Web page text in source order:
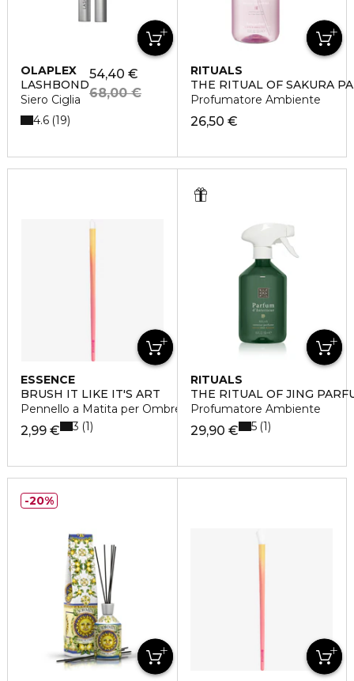
OLAPLEX
LASHBOND
Siero Ciglia
54,40 €
68,00 €
4.6 19
RITUALS
THE RITUAL OF SAKURA
Profumatore Ambiente
26,50 €
ESSENCE
BRUSH IT LIKE IT'S ART
Pennello a Matita per Ombretto
2,99 € 3 1
RITUALS
THE RITUAL OF JING
Profumatore Ambiente
29,90 € 5 1
20%